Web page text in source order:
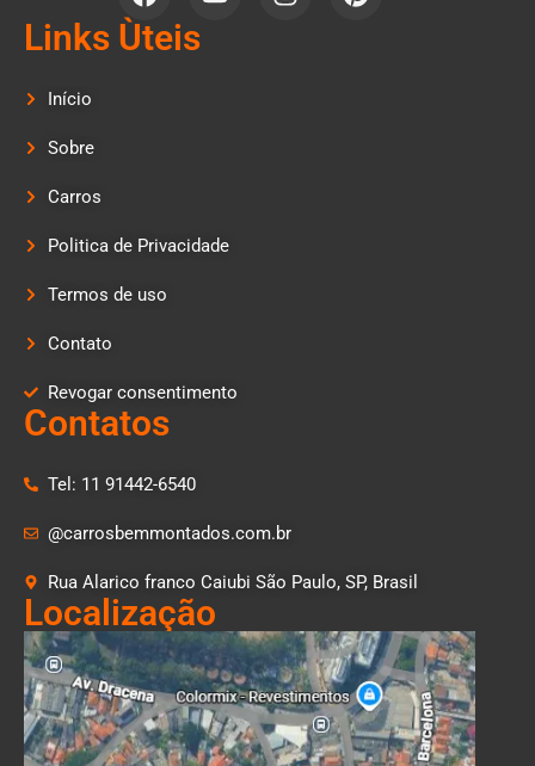
Links Ùteis
Início
Sobre
Carros
Politica de Privacidade
Termos de uso
Contato
Revogar consentimento
Contatos
Tel: 11 91442-6540
@carrosbemmontados.com.br
Rua Alarico franco Caiubi São Paulo, SP, Brasil
Localização